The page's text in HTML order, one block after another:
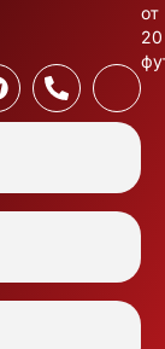
от
20